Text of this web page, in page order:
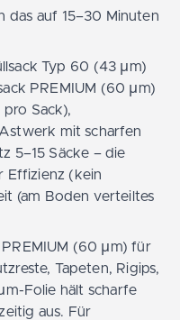
das auf 15–30 Minuten
Typ 60 (43 µm)
PREMIUM (60 µm)
pro Sack),
mit scharfen
5–15 Säcke – die
Effizienz (kein
(am Boden verteiltes
(60 µm) für
Tapeten, Rigips,
Folie hält scharfe
aus. Für